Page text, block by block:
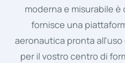
moderna e misurabile è
fornisce una
aeronautica pronta all'uso
per il vostro centro di